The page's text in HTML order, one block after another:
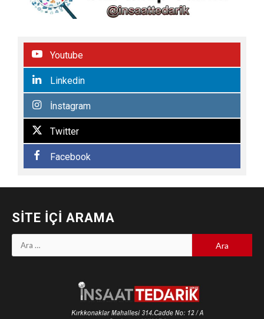
Youtube
Linkedin
İnstagram
Twitter
Facebook
SITE İÇI ARAMA
Arama: